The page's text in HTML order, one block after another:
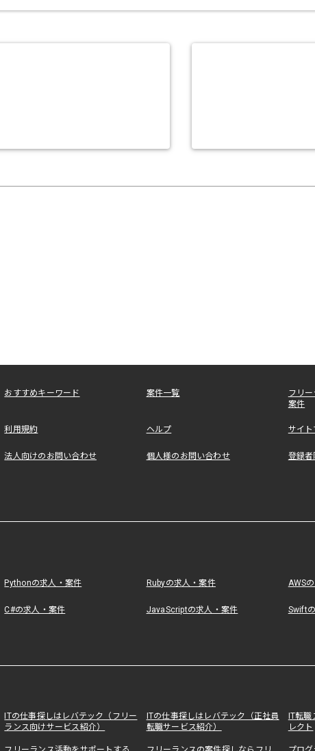
おすすめキーワード 案件一覧
フリ
案件
利用規約 ヘルプ サイ
法人向けのお問い合わせ 個人様のお問い合わせ 登録者
Pythonの求人・案件 Rubyの求人・案件 AWS
C#の求人・案件 JavaScriptの求人・案件 Swift
ITの仕事探しはレバテック（フリー
ランス向けサービス紹介）
ITの仕事探しはレバテック（正社員
転職サービス紹介）
IT転
レクト